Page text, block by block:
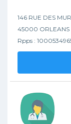
146 RUE DES
45000 ORLEANS
Rpps :